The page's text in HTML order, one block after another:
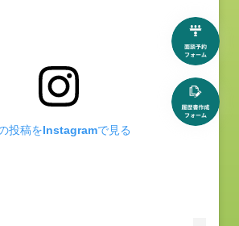
投稿をInstagramで見る